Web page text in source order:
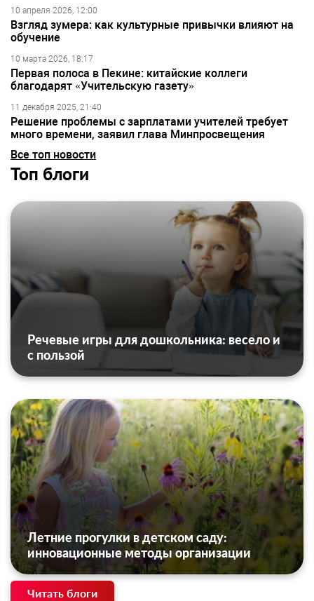
10 апреля 2026, 12:00
Взгляд зумера: как культурные привычки влияют на
обучение
10 марта 2026, 18:17
Первая полоса в Пекине: китайские коллеги
благодарят «Учительскую газету»
11 декабря 2025, 21:40
Решение проблемы с зарплатами учителей требует
много времени, заявил глава Минпросвещения
Все топ новости
Топ блоги
Речевые игры для дошкольника: весело и
с пользой
Летние прогулки в детском саду:
инновационные методы организации
Читать блоги